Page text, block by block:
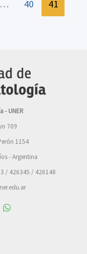
… 40 41
- UNER
709
1154
- Argentina
/ 426345 / 426148